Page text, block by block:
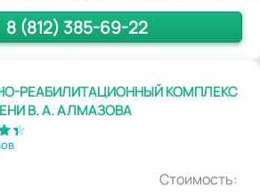
8 (812) 385-69-22
РЕАБИЛИТАЦИОННЫЙ КОМПЛЕКС
В. А. АЛМАЗОВА
Стоимость: